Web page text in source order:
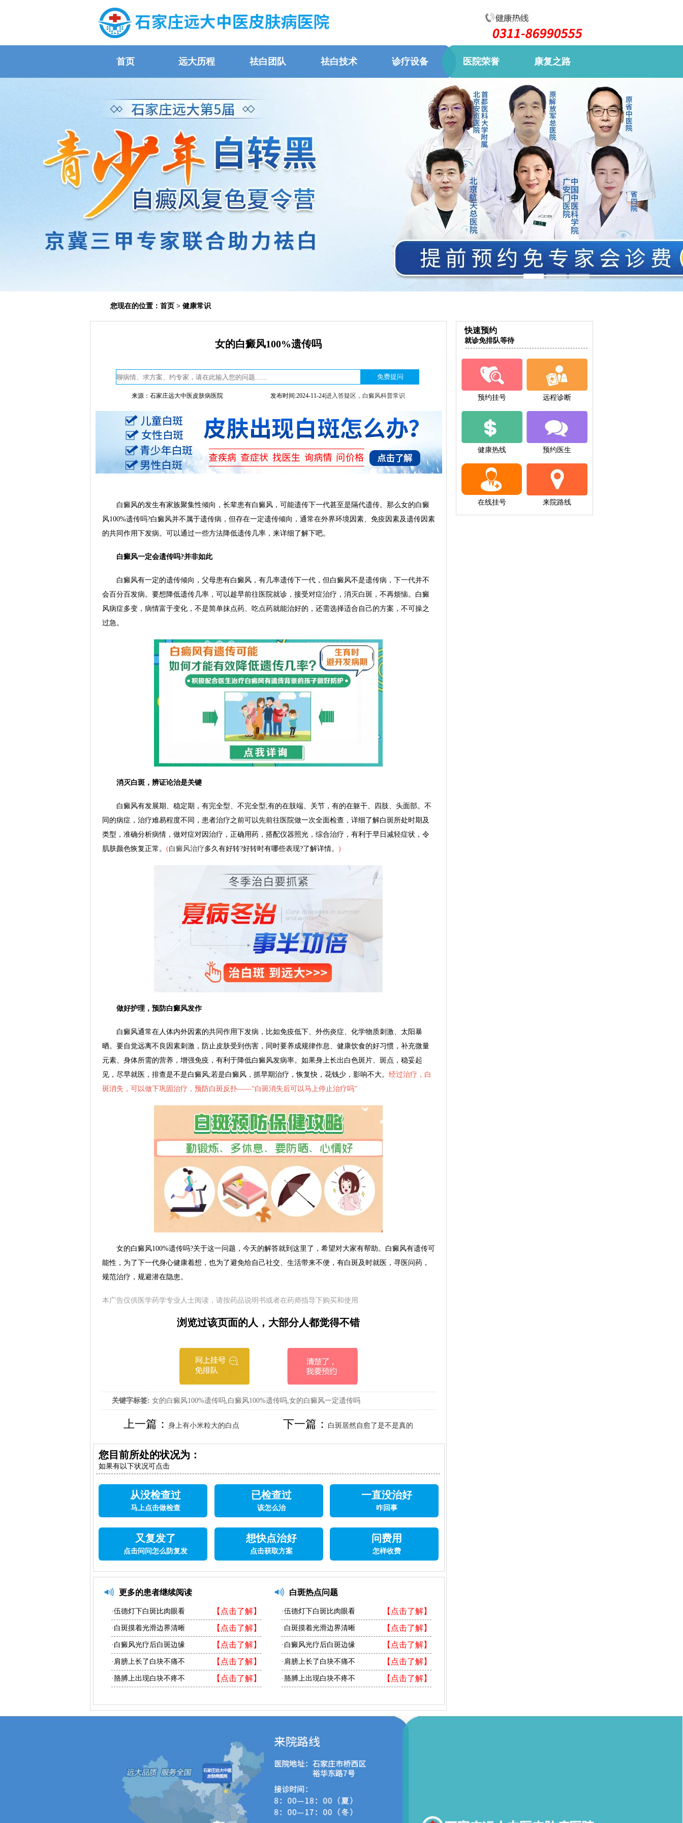
首页 远大历程 祛白团队 祛白技术 诊疗设备 医院荣誉 康复之路
您现在的位置： 首页 > 健康常识
女的白癜风100%遗传吗
来源：石家庄远大中医皮肤病医院 发布时间:2024-11-24|进入答疑区，白癜风科普常识
白癜风的发生有家族聚集性倾向，长辈患有白癜风，可能遗传下一代甚至是隔代遗传。那么女的白癜
风100%遗传吗?白癜风并不属于遗传病，但存在一定遗传倾向，通常在外界环境因素、免疫因素及遗传因素
的共同作用下发病。可以通过一些方法降低遗传几率，来详细了解下吧。
白癜风一定会遗传吗?并非如此
白癜风有一定的遗传倾向，父母患有白癜风，有几率遗传下一代，但白癜风不是遗传病，下一代并不
会百分百发病。要想降低遗传几率，可以趁早前往医院就诊，接受对症治疗，消灭白斑，不再烦恼。白癜
风病症多变，病情富于变化，不是简单抹点药、吃点药就能治好的，还需选择适合自己的方案，不可操之
过急。
消灭白斑，辨证论治是关键
白癜风有发展期、稳定期，有完全型、不完全型;有的在肢端、关节，有的在躯干、四肢、头面部。不
同的病症，治疗难易程度不同，患者治疗之前可以先前往医院做一次全面检查，详细了解白斑所处时期及
类型，准确分析病情，做对症对因治疗，正确用药，搭配仪器照光，综合治疗，有利于早日减轻症状，令
肌肤颜色恢复正常。 (白癜风治疗多久有好转?好转时有哪些表现?了解详情。 )
做好护理，预防白癜风发作
白癜风通常在人体内外因素的共同作用下发病，比如免疫低下、外伤炎症、化学物质刺激、太阳暴
晒。要自觉远离不良因素刺激，防止皮肤受到伤害，同时要养成规律作息、健康饮食的好习惯，补充微量
元素、身体所需的营养，增强免疫，有利于降低白癜风发病率。如果身上长出白色斑片、斑点，稳妥起
见，尽早就医，排查是不是白癜风;若是白癜风，抓早期治疗，恢复快，花钱少，影响不大。 经过治疗，白
斑消失，可以做下巩固治疗，预防白斑反扑——“白斑消失后可以马上停止治疗吗”
女的白癜风100%遗传吗?关于这一问题，今天的解答就到这里了，希望对大家有帮助。白癜风有遗传可
能性，为了下一代身心健康着想，也为了避免给自己社交、生活带来不便，有白斑及时就医，寻医问药，
规范治疗，规避潜在隐患。
本广告仅供医学药学专业人士阅读，请按药品说明书或者在药师指导下购买和使用
浏览过该页面的人，大部分人都觉得不错
关键字标签: 女的白癜风100%遗传吗,白癜风100%遗传吗,女的白癜风一定遗传吗
上一篇：身上有小米粒大的白点 下一篇： 白斑居然自愈了是不是真的
您目前所处的状况为：
如果有以下状况可点击
从没检查过
马上点击做检查
已检查过
该怎么治
一直没治好
咋回事
又复发了
点击问问怎么防复发
想快点治好
点击获取方案
问费用
怎样收费
更多的患者继续阅读
【点击了解】
·伍德灯下白斑比肉眼看
【点击了解】
·白斑摸着光滑边界清晰
【点击了解】
·白癜风光疗后白斑边缘
【点击了解】
·肩膀上长了白块不痛不
【点击了解】
·胳膊上出现白块不疼不
白斑热点问题
【点击了解】
·伍德灯下白斑比肉眼看
【点击了解】
·白斑摸着光滑边界清晰
【点击了解】
·白癜风光疗后白斑边缘
【点击了解】
·肩膀上长了白块不痛不
【点击了解】
·胳膊上出现白块不疼不
快速预约
就诊免排队等待
预约挂号 远程诊断
健康热线 预约医生
在线挂号 来院路线